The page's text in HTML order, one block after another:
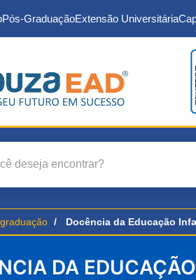
Pós-GraduaçãoExtensão Universitária
Docência da Educação
DA